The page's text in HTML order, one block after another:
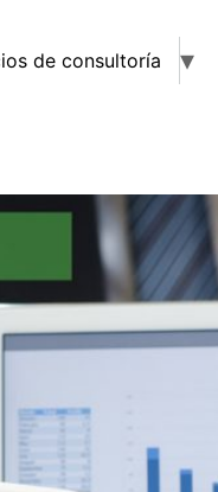
de consultoría